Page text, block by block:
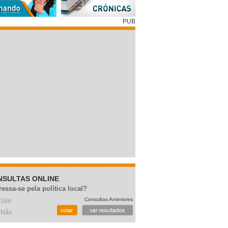
PUB
ONLINE
se pela política local?
Sim
Não
Consultas Anteriores